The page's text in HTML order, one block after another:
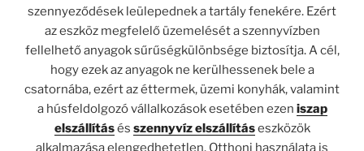
szennyeződések leülepednek a tartály fenekére. Ezért
az eszköz megfelelő üzemelését a szennyvízben
fellelhető anyagok sűrűségkülönbsége biztosítja. A cél,
hogy ezek az anyagok ne kerülhessenek bele a
csatornába, ezért az éttermek, üzemi konyhák, valamint
a húsfeldolgozó vállalkozások esetében ezen iszap
elszállításés szennyvíz elszállításeszközök
alkalmazása elengedhetetlen. Otthoni használata is